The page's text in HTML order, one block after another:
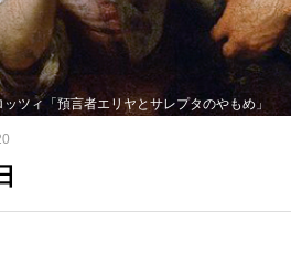
ツィ「預言者エリヤとサレプタのやもめ」